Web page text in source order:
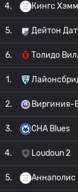
4. Кингс
5. Дейтон
6. Толидо
1.
2. Виргиния-
3. CHA Blues
4. Loudoun 2
5. Аннаполис